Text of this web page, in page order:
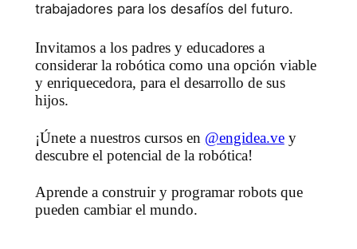
trabajadores para los desafíos del futuro.
Invitamos a los padres y educadores a
considerar la robótica como una opción viable
y enriquecedora, para el desarrollo de sus
hijos.
¡Únete a nuestros cursos en @engidea.vey
descubre el potencial de la robótica!
Aprende a construir y programar robots que
pueden cambiar el mundo.